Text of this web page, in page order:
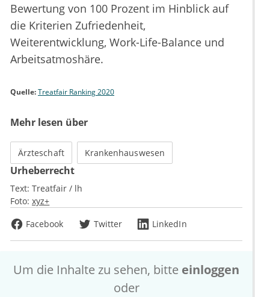
Bewertung von 100 Prozent im Hinblick auf
die Kriterien Zufriedenheit,
Weiterentwicklung, Work-Life-Balance und
Arbeitsatmoshäre.
Quelle:Treatfair Ranking 2020
Mehr lesen über
Ärzteschaft Krankenhauswesen
Urheberrecht
Text: Treatfair / lh
Foto: xyz+
Facebook
Twitter LinkedIn
Um die Inhalte zu sehen, bitte einloggen
oder